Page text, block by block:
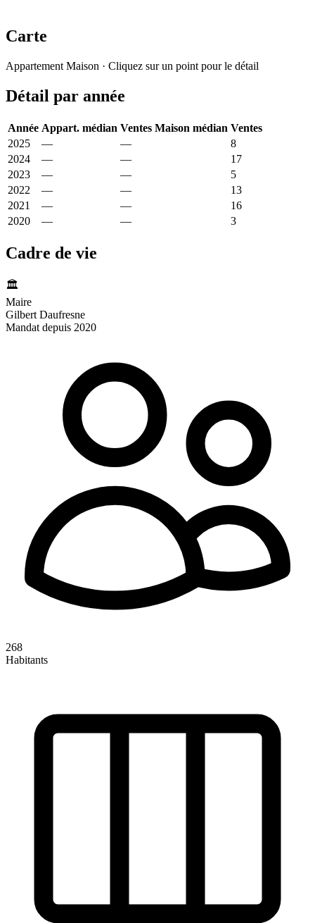
Carte
−
Appartement Maison · Cliquez sur un point pour le détail
Détail par année
Année Appart. médian Ventes Maison médian Ventes
2025
— —
8
2024
— —
17
2023
— —
5
2022
— —
13
2021
— —
16
2020
— — 3
Cadre de vie
🏛️
Maire
Gilbert Daufresne
Mandat depuis 2020
268
Habitants